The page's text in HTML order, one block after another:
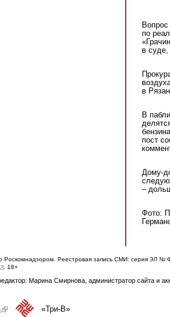
по
в суде,
в
В
пост
Дому-
–
Фото:
Роскомнадзором. Реестровая запись СМИ: серия ЭЛ №
sends e-mail)
. 18+
Марина Смирнова, администратор сайта и
(link is external)«Три-В»